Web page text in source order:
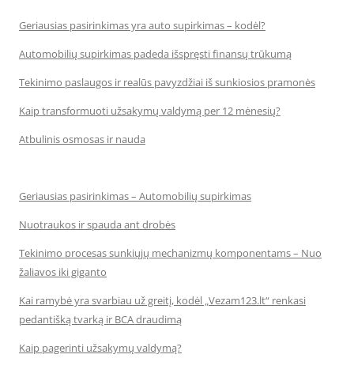
Geriausias pasirinkimas yra auto supirkimas – kodėl?
Automobilių supirkimas padeda išspręsti finansų trūkumą
Tekinimo paslaugos ir realūs pavyzdžiai iš sunkiosios pramonės
Kaip transformuoti užsakymų valdymą per 12 mėnesių?
Atbulinis osmosas ir nauda
Geriausias pasirinkimas – Automobilių supirkimas
Nuotraukos ir spauda ant drobės
Tekinimo procesas sunkiųjų mechanizmų komponentams – Nuo
žaliavos iki giganto
Kai ramybė yra svarbiau už greitį, kodėl „Vezam123.lt“ renkasi
pedantišką tvarką ir BCA draudimą
Kaip pagerinti užsakymų valdymą?